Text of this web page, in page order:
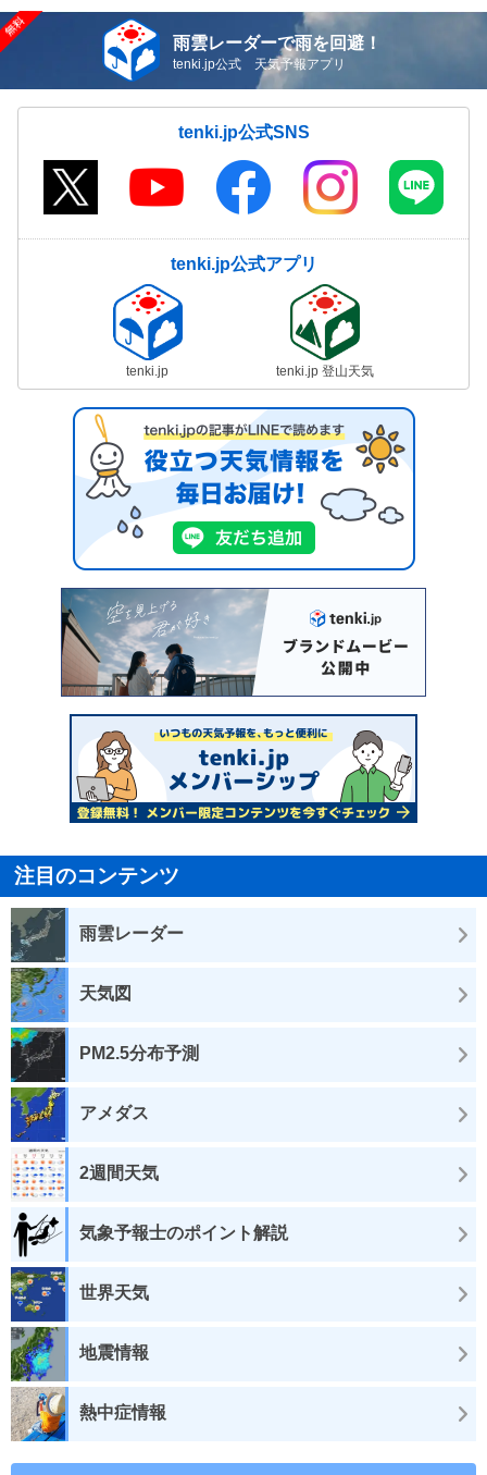
雨雲レーダーで雨を回避！
tenki.jp公式 天気予報アプリ
tenki.jp公式SNS
tenki.jp公式アプリ
tenki.jp tenki.jp 登山天気
注目のコンテンツ
雨雲レーダー
天気図
PM2.5分布予測
アメダス
2週間天気
気象予報士のポイント解説
世界天気
地震情報
熱中症情報